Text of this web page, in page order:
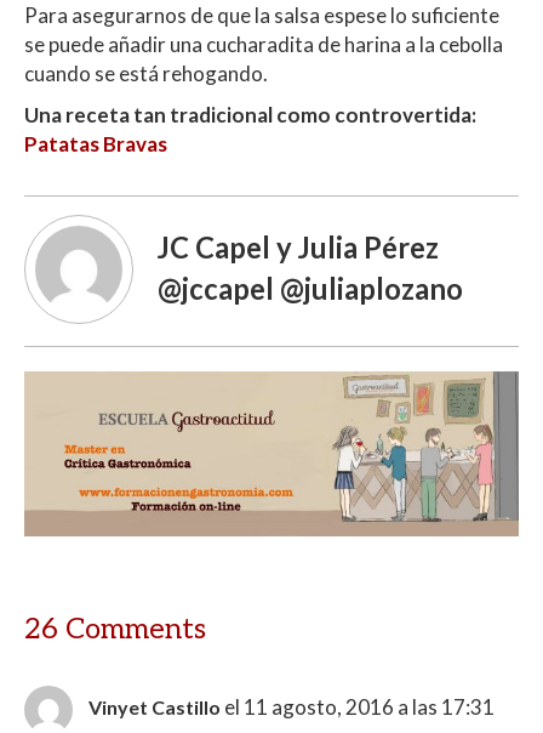
Para asegurarnos de que la salsa espese lo suficiente
se puede añadir una cucharadita de harina a la cebolla
cuando se está rehogando.
Una receta tan tradicional como controvertida:
Patatas Bravas
JC Capel y Julia Pérez
@jccapel @juliaplozano
26 Comments
Vinyet Castillo el 11 agosto, 2016 a las 17:31